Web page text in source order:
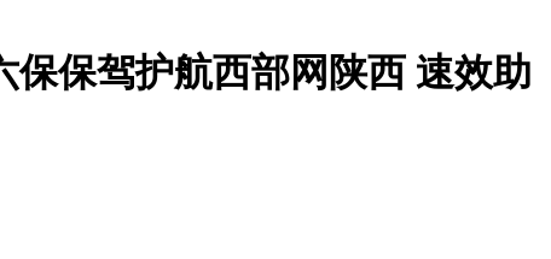
保驾护航西部网陕西 速效助